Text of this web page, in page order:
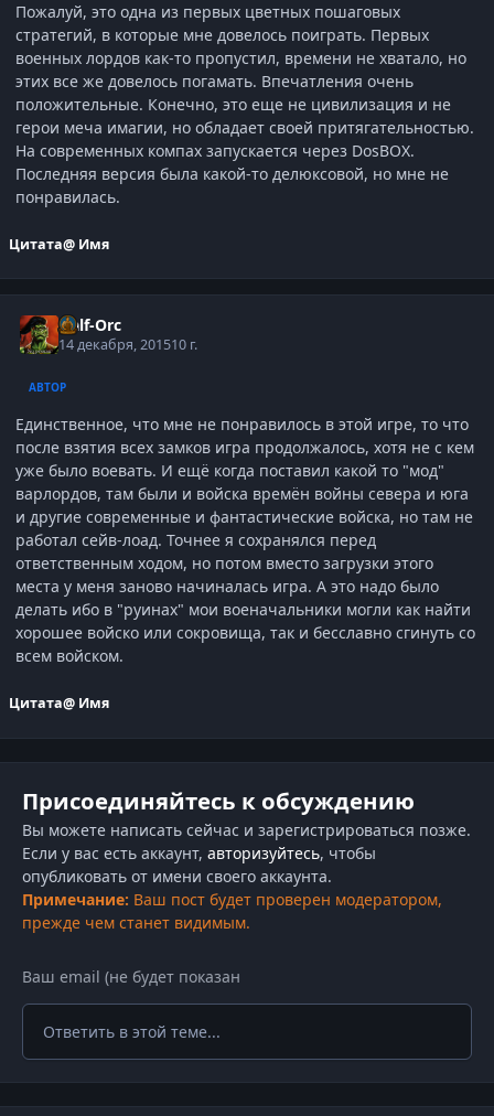
Пожалуй, это одна из первых цветных пошаговых
стратегий, в которые мне довелось поиграть. Первых
военных лордов как-то пропустил, времени не хватало, но
этих все же довелось погамать. Впечатления очень
положительные. Конечно, это еще не цивилизация и не
герои меча имагии, но обладает своей притягательностью.
На современных компах запускается через DosBOX.
Последняя версия была какой-то делюксовой, но мне не
понравилась.
Цитата@ Имя
Half-Orc
14 декабря, 201510 г.
АВТОР
Единственное, что мне не понравилось в этой игре, то что
после взятия всех замков игра продолжалось, хотя не с кем
уже было воевать. И ещё когда поставил какой то "мод"
варлордов, там были и войска времён войны севера и юга
и другие современные и фантастические войска, но там не
работал сейв-лоад. Точнее я сохранялся перед
ответственным ходом, но потом вместо загрузки этого
места у меня заново начиналась игра. А это надо было
делать ибо в "руинах" мои военачальники могли как найти
хорошее войско или сокровища, так и бесславно сгинуть со
всем войском.
Цитата@ Имя
Присоединяйтесь к обсуждению
Вы можете написать сейчас и зарегистрироваться позже.
Если у вас есть аккаунт, авторизуйтесь, чтобы
опубликовать от имени своего аккаунта.
Примечание: Ваш пост будет проверен модератором,
прежде чем станет видимым.
Ответить в этой теме...